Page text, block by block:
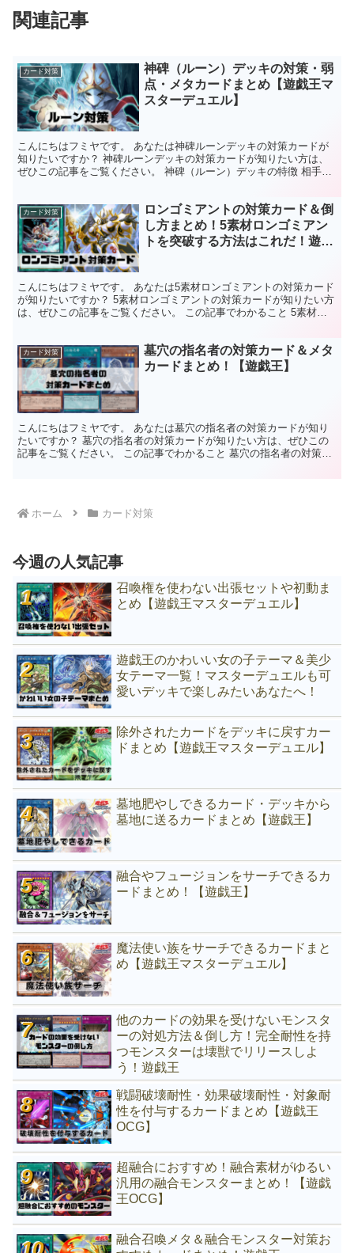
関連記事
カード対策
神碑（ルーン）デッキの対策・弱
点・メタカードまとめ【遊戯王マ
スターデュエル】
こんにちはフミヤです。 あなたは神碑ルーンデッキの対策カードが
知りたいですか？ 神碑ルーンデッキの対策カードが知りたい方は、
ぜひこの記事をご覧ください。 神碑（ルーン）デッキの特徴 相手の
カード対策
ロンゴミアントの対策カード＆倒
し方まとめ！5素材ロンゴミアン
トを突破する方法はこれだ！遊戯
こんにちはフミヤです。 あなたは5素材ロンゴミアントの対策カード
が知りたいですか？ 5素材ロンゴミアントの対策カードが知りたい方
は、ぜひこの記事をご覧ください。 この記事でわかること 5素材ロ
カード対策
墓穴の指名者の対策カード＆メタ
カードまとめ！【遊戯王】
こんにちはフミヤです。 あなたは墓穴の指名者の対策カードが知り
たいですか？ 墓穴の指名者の対策カードが知りたい方は、ぜひこの
記事をご覧ください。 この記事でわかること 墓穴の指名者の対策カ
ホーム カード対策
今週の人気記事
召喚権を使わない出張セットや初動ま
とめ【遊戯王マスターデュエル】
遊戯王のかわいい女の子テーマ＆美少
女テーマ一覧！マスターデュエルも可
愛いデッキで楽しみたいあなたへ！
除外されたカードをデッキに戻すカー
ドまとめ【遊戯王マスターデュエル】
墓地肥やしできるカード・デッキから
墓地に送るカードまとめ【遊戯王】
融合やフュージョンをサーチできるカ
ードまとめ！【遊戯王】
魔法使い族をサーチできるカードまと
め【遊戯王マスターデュエル】
他のカードの効果を受けないモンスタ
ーの対処方法＆倒し方！完全耐性を持
つモンスターは壊獣でリリースしよ
う！遊戯王
戦闘破壊耐性・効果破壊耐性・対象耐
性を付与するカードまとめ【遊戯王
OCG】
超融合におすすめ！融合素材がゆるい
汎用の融合モンスターまとめ！【遊戯
王OCG】
融合召喚メタ＆融合モンスター対策お